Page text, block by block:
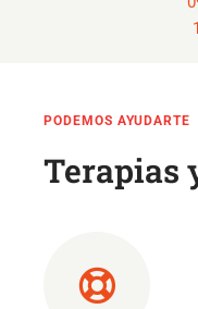
PODEMOS AYUDARTE
Terapias